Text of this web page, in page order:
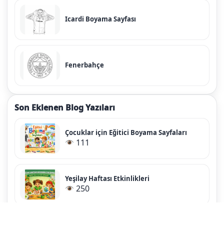
Icardi Boyama Sayfası
Fenerbahçe
Son Eklenen Blog Yazıları
Çocuklar için Eğitici Boyama Sayfaları
111
Yeşilay Haftası Etkinlikleri
250